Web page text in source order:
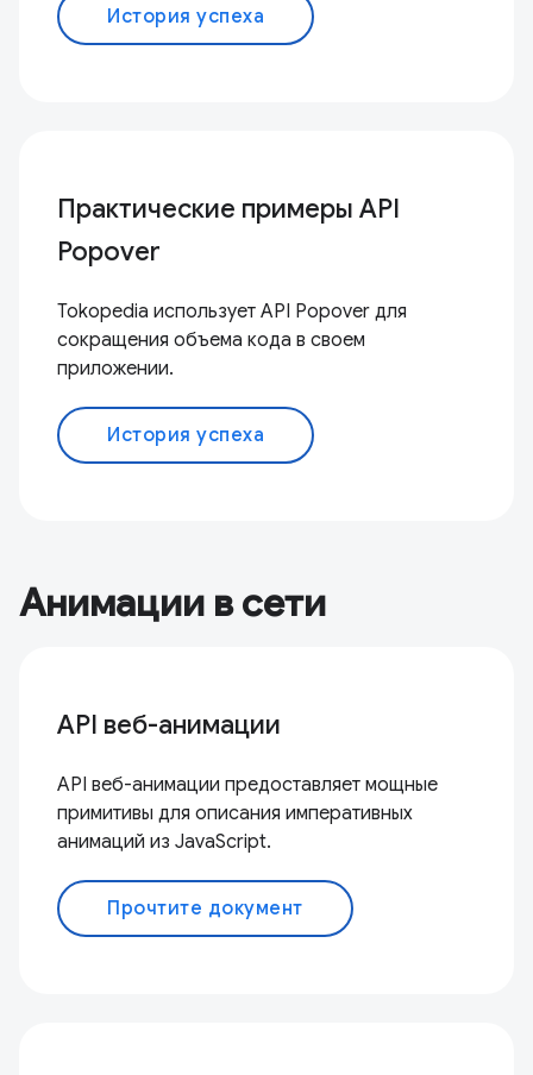
История успеха
Практические примеры API
Popover
Tokopedia использует API Popover для
сокращения объема кода в своем
приложении.
История успеха
Анимации в сети
API веб-анимации
API веб-анимации предоставляет мощные
примитивы для описания императивных
анимаций из JavaScript.
Прочтите документ